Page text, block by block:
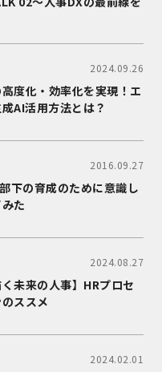
2024.09.26
度化・効率化を実現！エ
AI活用方法とは？
2016.09.27
下の育成のために意識し
た
2024.08.27
く未来の人事】HRプロセ
ススメ
2024.02.01